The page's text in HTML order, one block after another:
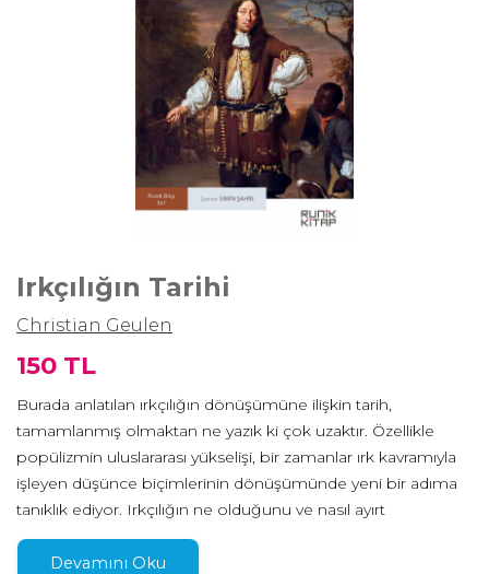
Irkçılığın Tarihi
Christian Geulen
150 TL
Burada anlatılan ırkçılığın dönüşümüne ilişkin tarih,
tamamlanmış olmaktan ne yazık ki çok uzaktır. Özellikle
popülizmin uluslararası yükselişi, bir zamanlar ırk kavramıyla
işleyen düşünce biçimlerinin dönüşümünde yeni bir adıma
tanıklık ediyor. Irkçılığın ne olduğunu ve nasıl ayırt
edilebileceğini bildiğimizi düşünsek de, ırkçılık olgusuna dair
algımızda bir belirsizlik olduğu açıktır. Irkçılığı, insan
Devamını Oku